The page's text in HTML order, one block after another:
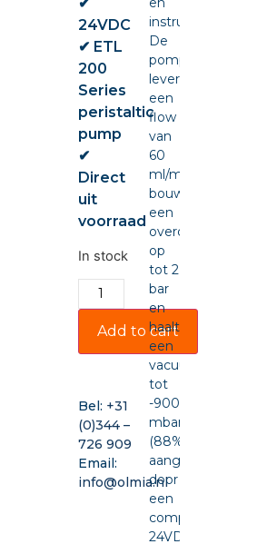
24VDC
✔ ETL
200
Series
peristaltic
pump
✔
Direct
uit
voorraad
In stock
Add to cart
Bel: +31
(0)344 –
726 909
Email:
info@olmia.nl
instrumentintegratie.
De
pomp
levert
een
flow
van
60
ml/min,
bouwt
een
overdruk
op
tot 2
bar
en
haalt
een
vacuüm
tot
-900
mbar
(88%),
aangedreven
door
een
compacte
24VDC-